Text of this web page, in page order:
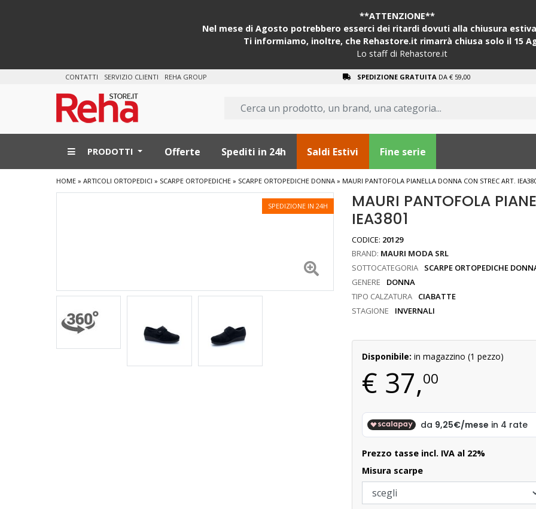
**ATTENZIONE**
Nel mese di Agosto potrebbero esserci dei ritardi dovuti alla chiusura
Ti informiamo, inoltre, che Rehastore.it rimarrà chiusa solo il 15
Lo staff di Rehastore.it
CONTATTI SERVIZIO CLIENTI REHA GROUP SPEDIZIONE GRATUITA DA € 59,00
PRODOTTI Offerte Spediti in 24h Saldi Estivi Fine serie
HOME» ARTICOLI ORTOPEDICI » SCARPE ORTOPEDICHE» SCARPE ORTOPEDICHE DONNA» MAURI PANTOFOLA PIANELLA DONNA CON STREC ART.
SPEDIZIONE IN 24H
MAURI PANTOFOLA
IEA3801
CODICE: 20129
BRAND: MAURI MODA SRL
SOTTOCATEGORIA
SCARPE ORTOPEDICHE
GENERE
DONNA
TIPO CALZATURA
CIABATTE
STAGIONE
INVERNALI
Disponibile: in magazzino (1 pezzo)
€ 37,00
Prezzo tasse incl. IVA al 22%
misura scarpe